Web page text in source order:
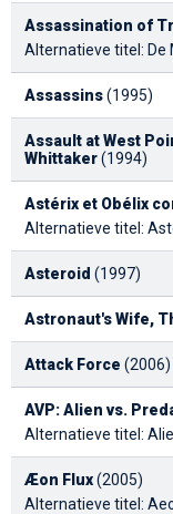
Assassination of
Alternatieve titel: De
Assassins(1995)
Assault at West
Whittaker(1994)
Astérix et Obélix
Alternatieve titel:
Asteroid (1997)
Astronaut's Wife,
Attack Force (2006)
AVP: Alien vs.
Alternatieve titel:
Æon Flux(2005)
Alternatieve titel: